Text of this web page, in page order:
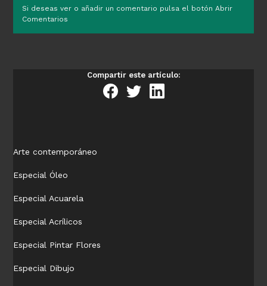
Si deseas ver o añadir un comentario pulsa el botón Abrir
Comentarios
Compartir este artículo:
Arte contemporáneo
Especial Óleo
Especial Acuarela
Especial Acrílicos
Especial Pintar Flores
Especial Dibujo